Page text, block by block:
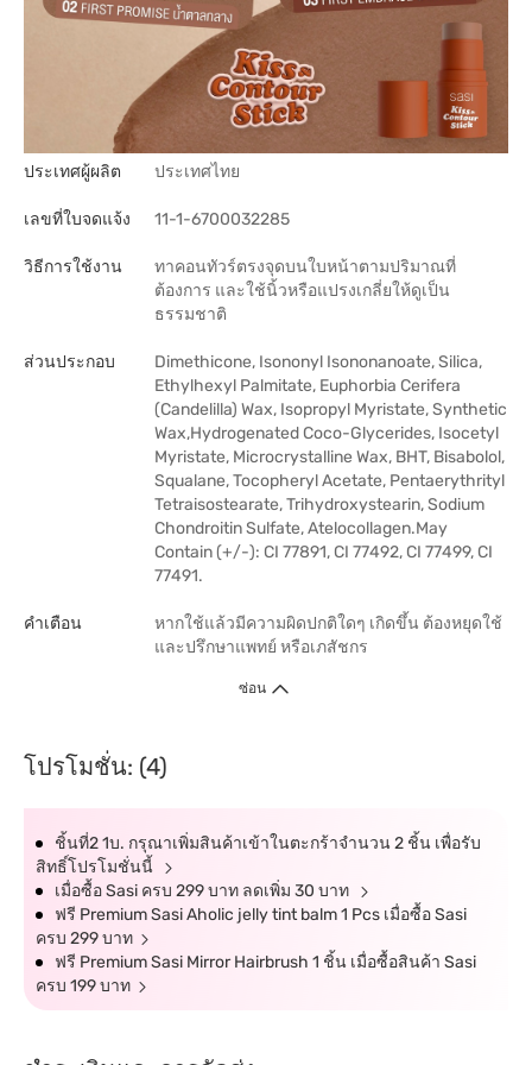
ประเทศผู้ผลิต ประเทศไทย
เลขที่ใบจดแจ้ง 11-1-6700032285
วิธีการใช้งาน
ทาคอนทัวร์ตรงจุดบนใบหน้าตามปริมาณที่
ต้องการ และใช้นิ้วหรือแปรงเกลี่ยให้ดูเป็น
ธรรมชาติ
ส่วนประกอบ
Dimethicone, Isononyl Isononanoate, Silica,
Ethylhexyl Palmitate, Euphorbia Cerifera
(Candelilla) Wax, Isopropyl Myristate, Synthetic
Wax,Hydrogenated Coco-Glycerides, Isocetyl
Myristate, Microcrystalline Wax, BHT, Bisabolol,
Squalane, Tocopheryl Acetate, Pentaerythrityl
Tetraisostearate, Trihydroxystearin, Sodium
Chondroitin Sulfate, Atelocollagen.May
Contain (+/-): CI 77891, CI 77492, CI 77499, CI
77491.
คำเตือน
หากใช้แล้วมีความผิดปกติใดๆ เกิดขึ้น ต้องหยุดใช้
และปรึกษาแพทย์ หรือเภสัชกร
ซ่อน
โปรโมชั่น: (4)
ชิ้นที่2 1บ. กรุณาเพิ่มสินค้าเข้าในตะกร้าจำนวน 2 ชิ้น เพื่อรับ
สิทธิ์โปรโมชั่นนี้
เมื่อซื้อ Sasi ครบ 299 บาท ลดเพิ่ม 30 บาท
ฟรี Premium Sasi Aholic jelly tint balm 1 Pcs เมื่อซื้อ Sasi
ครบ 299 บาท
ฟรี Premium Sasi Mirror Hairbrush 1 ชิ้น เมื่อซื้อสินค้า Sasi
ครบ 199 บาท